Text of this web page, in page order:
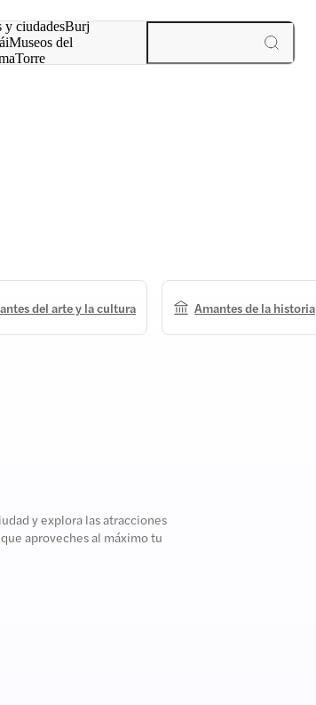
y ciudadesBurj
Museos del
Torre
del arte y la cultura Amantes de la historia
y explora las atracciones
aproveches al máximo tu